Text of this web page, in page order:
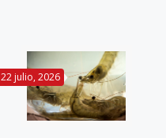
22 julio, 2026